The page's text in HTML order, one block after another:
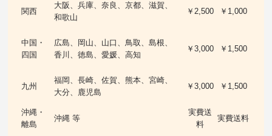
関西
大阪、兵庫、奈良、京都、滋賀、
和歌山
￥2,500 ￥1,000
中国・
四国
広島、岡山、山口、鳥取、島根、
香川、徳島、愛媛、高知
￥3,000 ￥1,500
九州
福岡、長崎、佐賀、熊本、宮崎、
大分、鹿児島
￥3,000 ￥1,500
沖縄・
離島
沖縄 等
実費送
料
実費送料